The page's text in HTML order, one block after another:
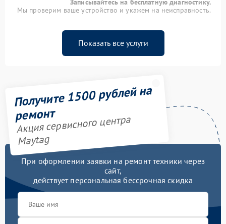
Записывайтесь на бесплатную диагностику.
Мы проверим ваше устройство и укажем на неисправность.
Показать все услуги
Получите 1500 рублей на
ремонт
Акция сервисного центра
Maytag
При оформлении заявки на ремонт техники через
сайт,
действует персональная бессрочная скидка